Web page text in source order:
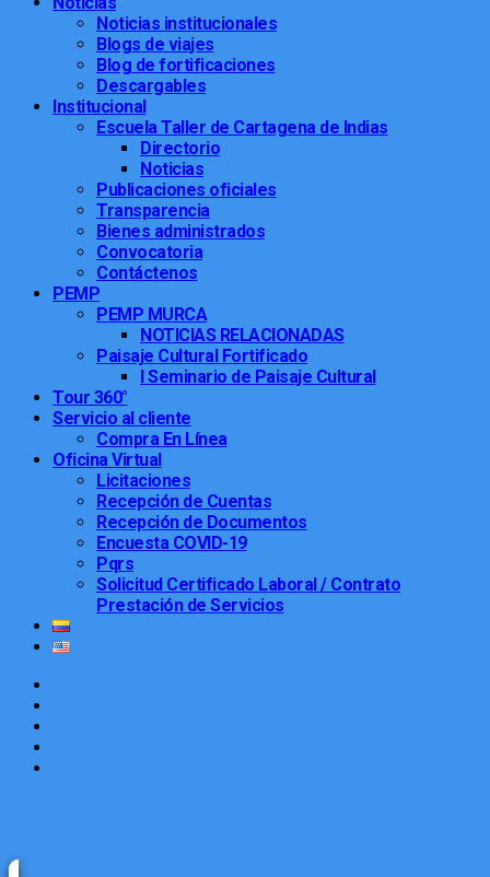
Noticias institucionales
Blogs de viajes
Blog de fortificaciones
Descargables
Institucional
Escuela Taller de Cartagena de Indias
Directorio
Noticias
Publicaciones oficiales
Transparencia
Bienes administrados
Convocatoria
Contáctenos
PEMP
PEMP MURCA
NOTICIAS RELACIONADAS
Paisaje Cultural Fortificado
I Seminario de Paisaje Cultural
Tour 360°
Servicio al cliente
Compra En Línea
Oficina Virtual
Licitaciones
Recepción de Cuentas
Recepción de Documentos
Encuesta COVID-19
Pqrs
Solicitud Certificado Laboral / Contrato
Prestación de Servicios